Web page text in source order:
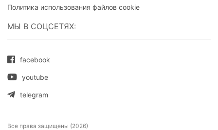
Политика использования файлов cookie
МЫ В СОЦСЕТЯХ:
facebook
youtube
telegram
Все права защищены (2026)